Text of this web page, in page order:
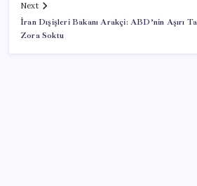
Next
İran Dışişleri Bakanı Arakçi: ABD’nin Aşırı
Zora Soktu